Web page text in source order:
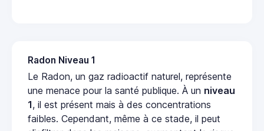
Radon Niveau 1
Le Radon, un gaz radioactif naturel, représente
une menace pour la santé publique. À un niveau
1, il est présent mais à des concentrations
faibles. Cependant, même à ce stade, il peut